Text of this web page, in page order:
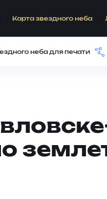
Карта звездного неба
неба для печати